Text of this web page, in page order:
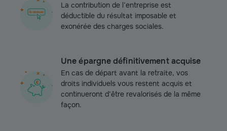
La contribution de l’entreprise est
déductible du résultat imposable et
exonérée des charges sociales.
Une épargne définitivement acquise
En cas de départ avant la retraite, vos
droits individuels vous restent acquis et
continueront d’être revalorisés de la même
façon.